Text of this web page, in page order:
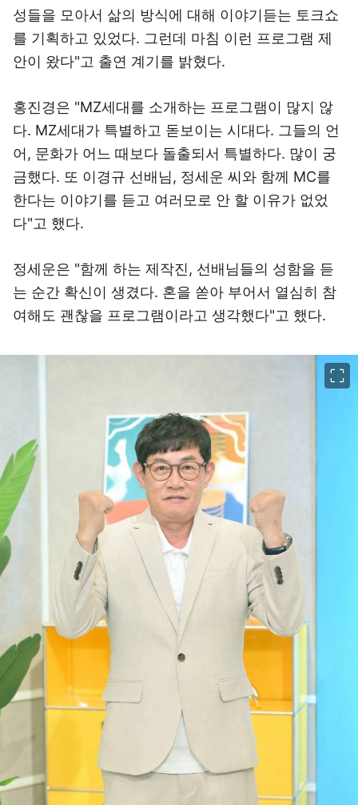
성들을 모아서 삶의 방식에 대해 이야기듣는 토크쇼
를 기획하고 있었다. 그런데 마침 이런 프로그램 제
안이 왔다"고 출연 계기를 밝혔다.
홍진경은 "MZ세대를 소개하는 프로그램이 많지 않
다. MZ세대가 특별하고 돋보이는 시대다. 그들의 언
어, 문화가 어느 때보다 돌출되서 특별하다. 많이 궁
금했다. 또 이경규 선배님, 정세운 씨와 함께 MC를
한다는 이야기를 듣고 여러모로 안 할 이유가 없었
다"고 했다.
정세운은 "함께 하는 제작진, 선배님들의 성함을 듣
는 순간 확신이 생겼다. 혼을 쏟아 부어서 열심히 참
여해도 괜찮을 프로그램이라고 생각했다"고 했다.